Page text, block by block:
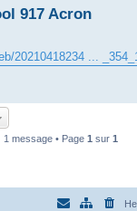
917 Acron
20210418234 ...
1 message • Page 1 sur 1